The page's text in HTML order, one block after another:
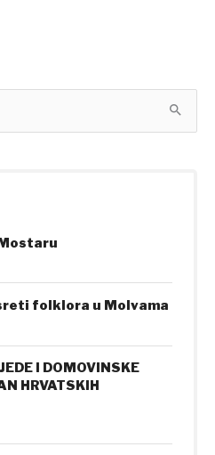
folklora u Molvama
I DOMOVINSKE
HRVATSKIH